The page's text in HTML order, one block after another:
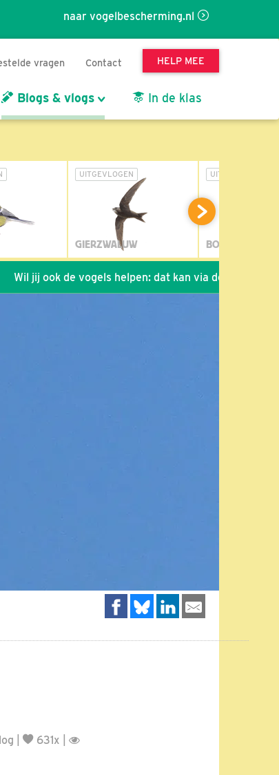
naar vogelbescherming.nl
vragen Contact HELP MEE
Blogs & vlogs In de klas
UITGEVLOGEN
GIERZWALUW
UITGEVLOGEN
BOSUIL
ook de vogels helpen: dat kan via de link!
631x |